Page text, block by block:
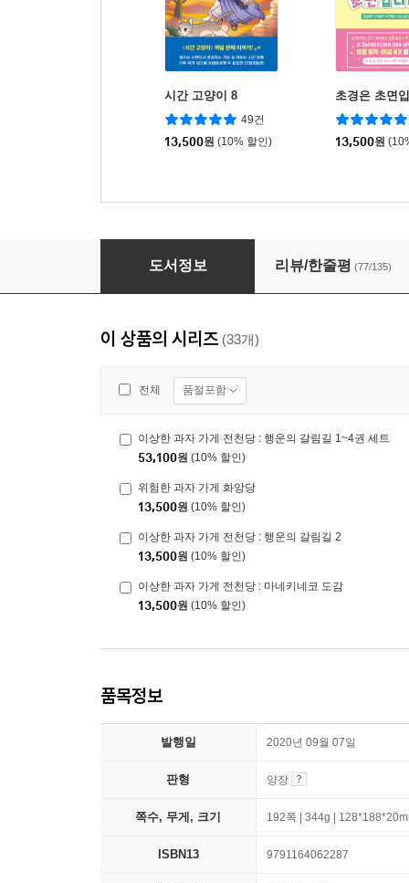
시간 고양이 8
49건
13,500원 (10% 할인)
초경은 초면
13,500원
이상한 과자 가게 전천당 8
도서정보 리뷰/한줄평 (77/135)
이 상품의 시리즈 (33개)
전체 품절포함
이상한 과자 가게 전천당 : 행운의 갈림길 1~4권 세트
53,100원 (10% 할인)
위험한 과자 가게 화앙당
13,500원 (10% 할인)
이상한 과자 가게 전천당 : 행운의 갈림길 2
13,500원 (10% 할인)
이상한 과자 가게 전천당 : 마네키네코 도감
13,500원 (10% 할인)
품목정보
발행일 2020년 09월 07일
판형 양장
쪽수, 무게, 크기 192쪽 | 344g |
ISBN13 9791164062287